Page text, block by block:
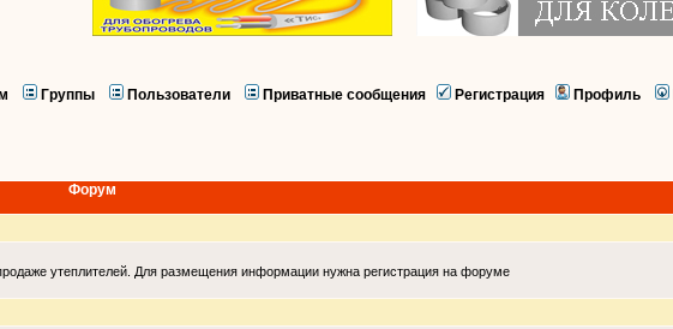
Группы Пользователи Приватные сообщения Регистрация Профиль
Форум
утеплителей. Для размещения информации нужна регистрация на форуме